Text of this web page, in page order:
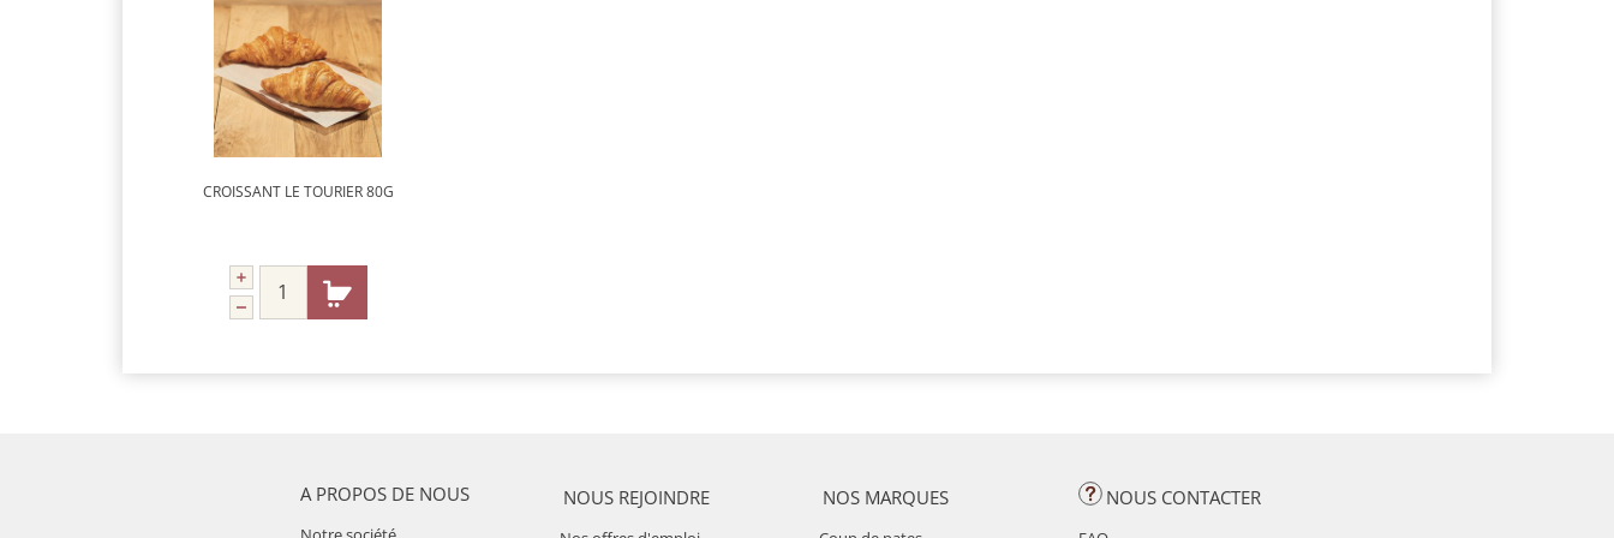
CROISSANT LE TOURIER 80G
A PROPOS DE NOUS NOUS REJOINDRE NOS MARQUES NOUS CONTACTER